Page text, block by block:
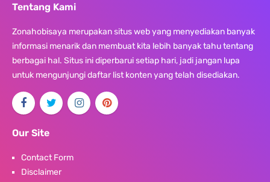
Tentang Kami
Zonahobisaya merupakan situs web yang menyediakan banyak
informasi menarik dan membuat kita lebih banyak tahu tentang
berbagai hal. Situs ini diperbarui setiap hari, jadi jangan lupa
untuk mengunjungi daftar list konten yang telah disediakan.
Our Site
Contact Form
Disclaimer